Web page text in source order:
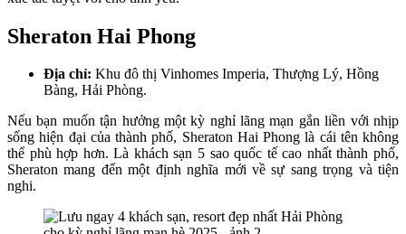
Sheraton Hai Phong
Địa chỉ: Khu đô thị Vinhomes Imperia, Thượng Lý, Hồng
Bàng, Hải Phòng.
Nếu bạn muốn tận hưởng một kỳ nghỉ lãng mạn gắn liền với nhịp
sống hiện đại của thành phố, Sheraton Hai Phong là cái tên không
thể phù hợp hơn. Là khách sạn 5 sao quốc tế cao nhất thành phố,
Sheraton mang đến một định nghĩa mới về sự sang trọng và tiện
nghi.